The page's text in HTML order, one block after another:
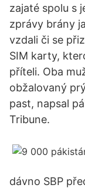
zajaté spolu s
zprávy brány
vzdali či se
SIM karty,
příteli. Oba
obžalovaný
past, napsal
Tribune.
dávno SBP